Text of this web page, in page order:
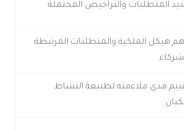
والتراخيص المحتملة
الملكية والمتطلبات المرتبطة
مدى ملاءمته لطبيعة النشاط